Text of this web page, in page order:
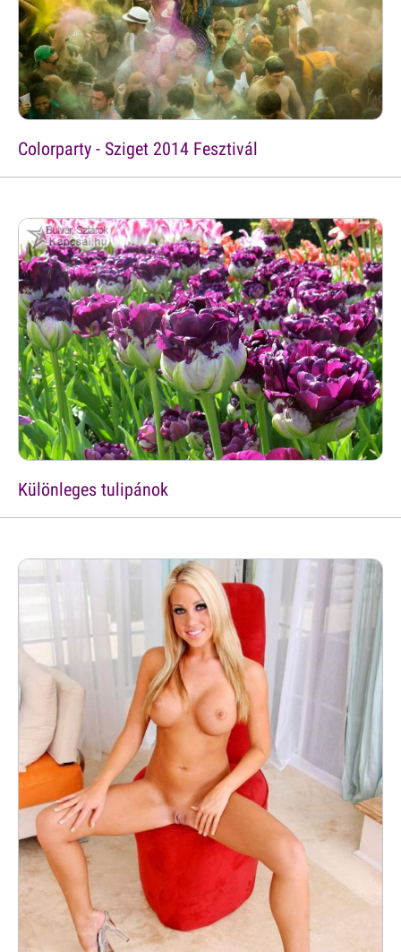
Colorparty - Sziget 2014 Fesztivál
Különleges tulipánok